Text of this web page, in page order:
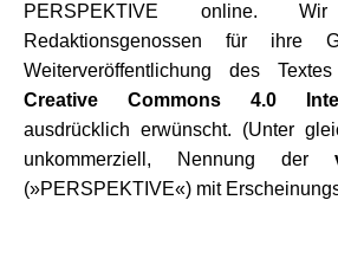
PERSPEKTIVE online.
Redaktionsgenossen für ihre
Weiterveröffentlichung des
Creative Commons 4.0
ausdrücklich erwünscht. (Unter
unkommerziell, Nennung der
(»PERSPEKTIVE«) mit